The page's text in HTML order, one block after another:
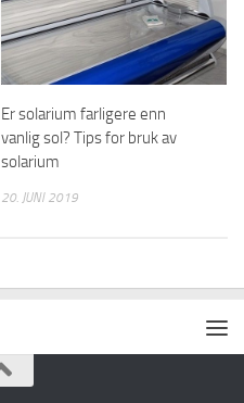
Er solarium farligere enn
vanlig sol? Tips for bruk av
solarium
20. JUNI 2019